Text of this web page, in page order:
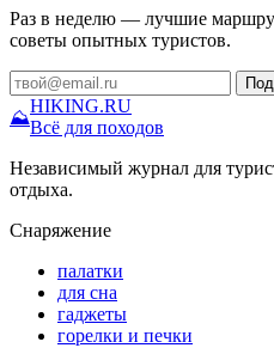
Раз в неделю — лучшие
советы опытных туристов.
⛰
HIKING.RU
Всё для походов
Независимый журнал для
отдыха.
Снаряжение
палатки
для сна
гаджеты
горелки и печки